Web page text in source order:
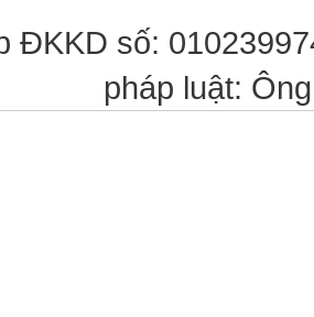
ĐKKD số:
pháp luật: